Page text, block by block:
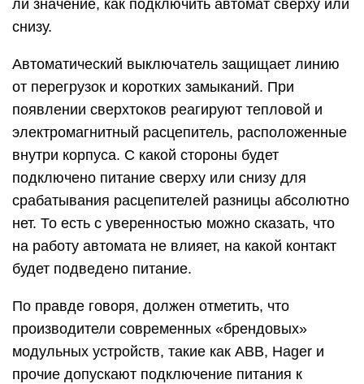
ли значение, как подключить автомат сверху или
снизу.
Автоматический выключатель защищает линию
от перегрузок и коротких замыканий. При
появлении сверхтоков реагируют тепловой и
электромагнитный расцепитель, расположенные
внутри корпуса. С какой стороны будет
подключено питание сверху или снизу для
срабатывания расцепителей разницы абсолютно
нет. То есть с уверенностью можно сказать, что
на работу автомата не влияет, на какой контакт
будет подведено питание.
По правде говоря, должен отметить, что
производители современных «брендовых»
модульных устройств, такие как ABB, Hager и
прочие допускают подключение питания к